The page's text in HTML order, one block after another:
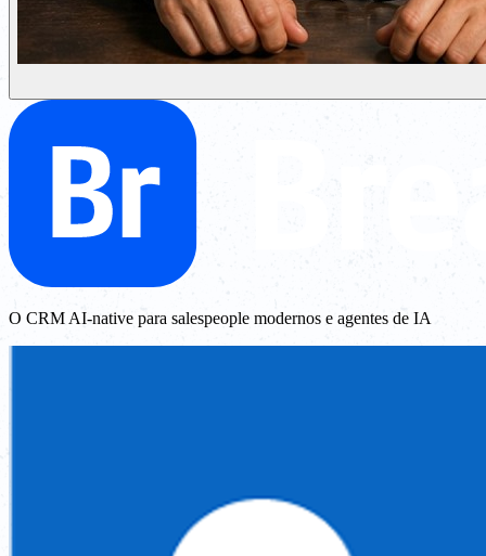
O CRM AI-native para salespeople modernos e agentes de IA